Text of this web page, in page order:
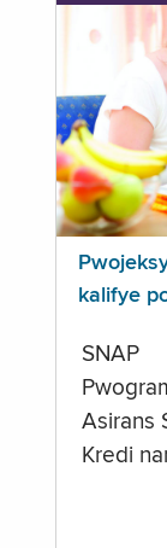
kalifye
SNAP
Asirans
Kredi